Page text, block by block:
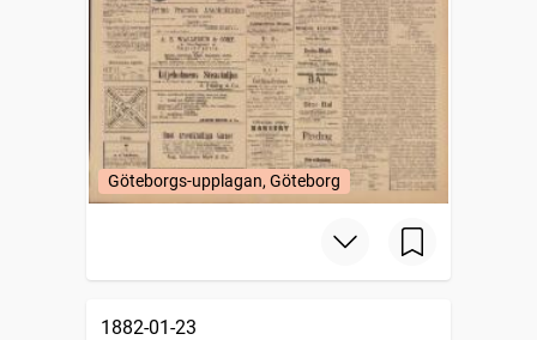
Göteborgs-upplagan, Göteborg
1882-01-23